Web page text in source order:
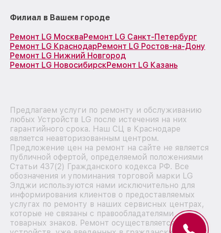
Филиал в Вашем городе
Ремонт LG МоскваРемонт LG Санкт-Петербург
Ремонт LG КраснодарРемонт LG Ростов-на-Дону
Ремонт LG Нижний Новгород
Ремонт LG НовосибирскРемонт LG Казань
Предлагаем услуги по ремонту и обслуживанию
любых Устройств LG после истечения на них
гарантийного срока. Наш СЦ в Краснодаре
является неавторизованным центром.
Предложение цен на ремонт на сайте не является
публичной офертой, определяемой положениями
Статьи 437(2) Гражданского кодекса РФ. Все
обозначения и упоминания торговой марки LG
Элджи используются нами исключительно для
информирования клиентов о предоставляемых
услугах по ремонту в наших сервисных центрах,
которые не связаны с правообладателями
товарных знаков. Ремонт осуществляется для